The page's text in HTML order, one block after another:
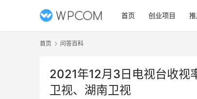
首页 创业项目
首页 问答百科
2021年12月3日电视台收视
卫视、湖南卫视